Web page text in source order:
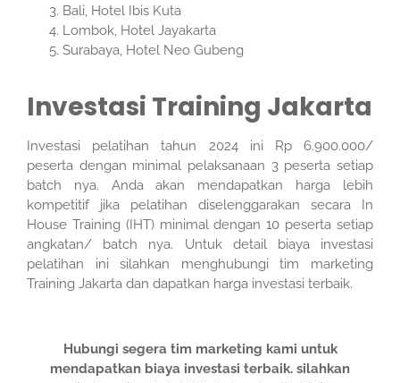
Bali, Hotel Ibis Kuta
Lombok, Hotel Jayakarta
Surabaya, Hotel Neo Gubeng
Investasi Training Jakarta
Investasi pelatihan tahun 2024 ini Rp 6.900.000/
peserta dengan minimal pelaksanaan 3 peserta setiap
batch nya. Anda akan mendapatkan harga lebih
kompetitif jika pelatihan diselenggarakan secara In
House Training (IHT) minimal dengan 10 peserta setiap
angkatan/ batch nya. Untuk detail biaya investasi
pelatihan ini silahkan menghubungi tim marketing
Training Jakarta dan dapatkan harga investasi terbaik.
Hubungi segera tim marketing kami untuk
mendapatkan biaya investasi terbaik. silahkan